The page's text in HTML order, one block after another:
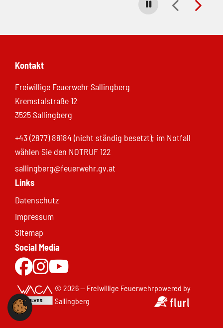
Kontakt
Freiwillige Feuerwehr Sallingberg
Kremstalstraße 12
3525 Sallingberg
+43 (2877) 88184 (nicht ständig besetzt); im Notfall
wählen Sie den NOTRUF 122
sallingberg@feuerwehr.gv.at
Links
Datenschutz
Impressum
Sitemap
Social Media
Zur Facebookseite
Zu Instgram
© 2026 — Freiwillige Feuerwehr
Sallingberg
powered by